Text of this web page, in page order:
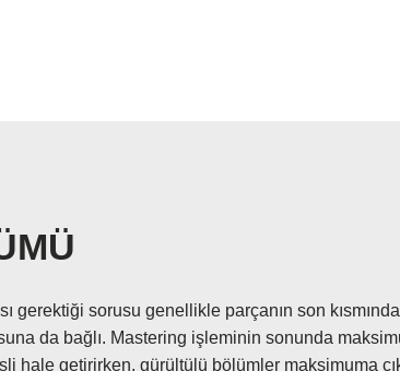
gerektiği sorusu genellikle parçanın son
da bağlı. Mastering işleminin sonunda
hale getirirken, gürültülü bölümler maksimuma